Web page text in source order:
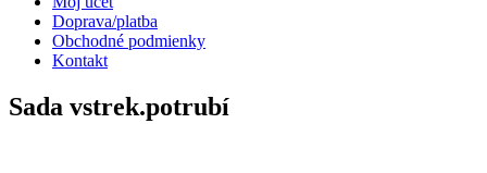
Doprava/platba
Obchodné podmienky
Kontakt
Sada vstrek.potrubí